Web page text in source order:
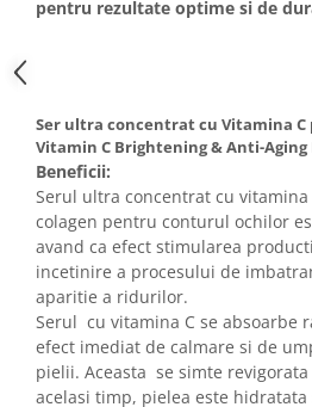
pentru rezultate optime si de
Ser ultra concentrat cu Vitamina
Vitamin C Brightening & Anti-Aging
Beneficii:
Serul ultra concentrat cu
colagen pentru conturul ochilor
avand ca efect stimularea
incetinire a procesului de
aparitie a ridurilor.
Serul cu vitamina C se absoarbe
efect imediat de calmare si de
pielii. Aceasta se simte
acelasi timp, pielea este